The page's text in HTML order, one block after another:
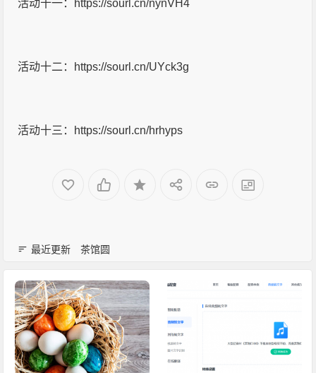
活动十一：https://sourl.cn/nynVH4
活动十二：https://sourl.cn/UYck3g
活动十三：https://sourl.cn/hrhyps
最近更新 茶馆圆